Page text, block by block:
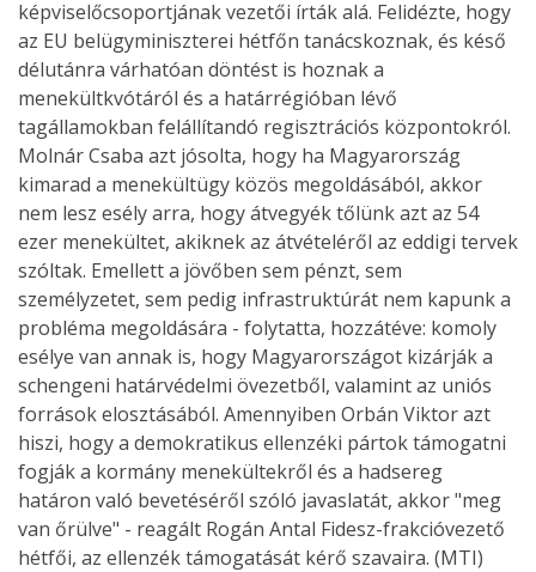
képviselőcsoportjának vezetői írták alá. Felidézte, hogy
az EU belügyminiszterei hétfőn tanácskoznak, és késő
délutánra várhatóan döntést is hoznak a
menekültkvótáról és a határrégióban lévő
tagállamokban felállítandó regisztrációs központokról.
Molnár Csaba azt jósolta, hogy ha Magyarország
kimarad a menekültügy közös megoldásából, akkor
nem lesz esély arra, hogy átvegyék tőlünk azt az 54
ezer menekültet, akiknek az átvételéről az eddigi tervek
szóltak. Emellett a jövőben sem pénzt, sem
személyzetet, sem pedig infrastruktúrát nem kapunk a
probléma megoldására - folytatta, hozzátéve: komoly
esélye van annak is, hogy Magyarországot kizárják a
schengeni határvédelmi övezetből, valamint az uniós
források elosztásából. Amennyiben Orbán Viktor azt
hiszi, hogy a demokratikus ellenzéki pártok támogatni
fogják a kormány menekültekről és a hadsereg
határon való bevetéséről szóló javaslatát, akkor "meg
van őrülve" - reagált Rogán Antal Fidesz-frakcióvezető
hétfői, az ellenzék támogatását kérő szavaira. (MTI)